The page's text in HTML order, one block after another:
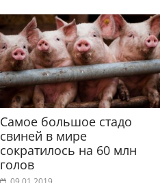
Самое большое стадо
свиней в мире
сократилось на 60 млн
голов